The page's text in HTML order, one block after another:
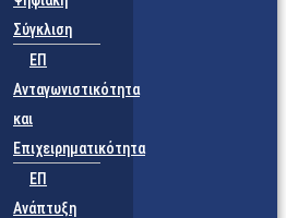
Σύγκλιση
ΕΠ
Ανταγωνιστικότητα
και
Επιχειρηματικότητα
ΕΠ
Ανάπτυξη